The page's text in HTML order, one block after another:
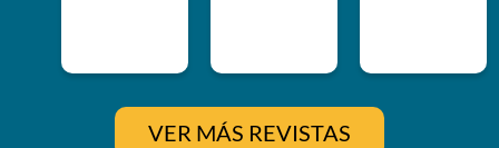
VER MÁS REVISTAS